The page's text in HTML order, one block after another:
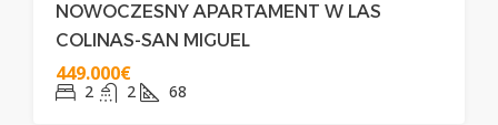
NOWOCZESNY APARTAMENT W LAS
COLINAS-SAN MIGUEL
449.000€
2 2 68